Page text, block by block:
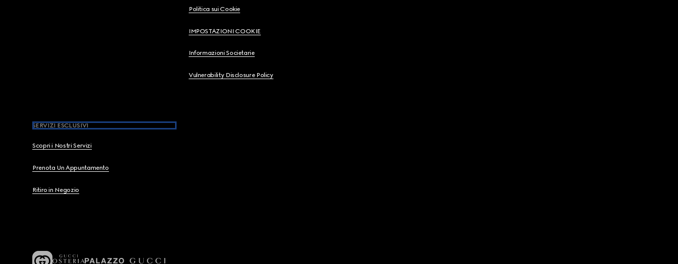
Politica sui Cookie
IMPOSTAZIONI COOKIE
Informazioni Societarie
Vulnerability Disclosure Policy
SERVIZI ESCLUSIVI
Scopri i Nostri Servizi
Prenota Un Appuntamento
Ritiro in Negozio